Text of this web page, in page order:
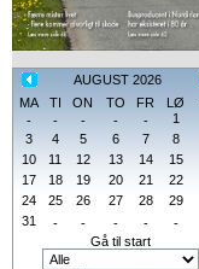
AUGUST 2026
MA
TI ON TO FR LØ
-
- - - - 1
3
4 5 6 7 8
10
11 12 13 14 15
17
18 19 20 21 22
24
25 26 27 28 29
31
- - - - -
Gå til start